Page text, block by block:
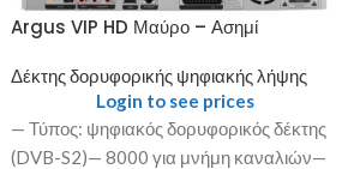
Argus VIP HD Μαύρο – Ασημί
Δέκτης δορυφορικής ψηφιακής λήψης
Login to see prices
— Τύπος: ψηφιακός δορυφορικός δέκτης
(DVB-S2)— 8000 για μνήμη καναλιών—